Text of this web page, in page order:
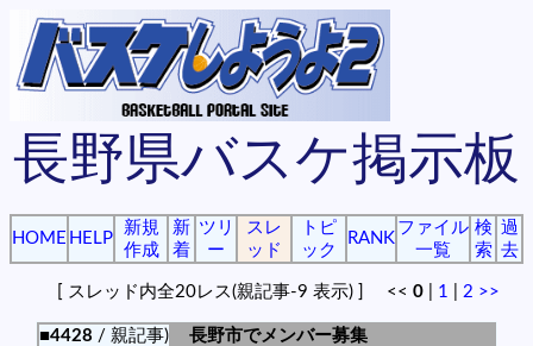
長野県バスケ掲示板
HOME HELP
新規
作成
新
着
ツリ
ー
スレ
ッド
トピ
ック
RANK
ファイル
一覧
検
索
過
去
[ スレッド内全20レス(親記事-9 表示) ] << 0 1 2 >>
■4428 / 親記事)
長野市でメンバー募集